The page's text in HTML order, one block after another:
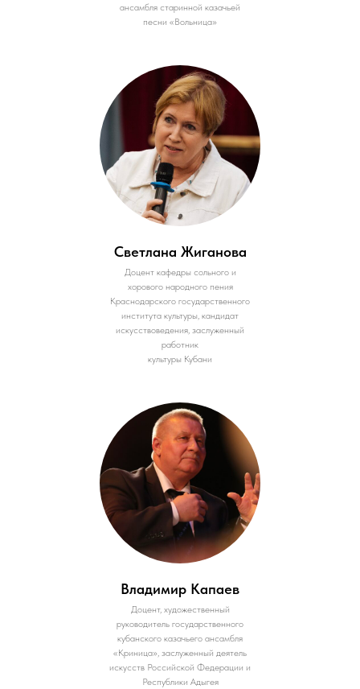
ансамбля старинной казачьей
песни «Вольница»
Светлана Жиганова
Доцент кафедры сольного и
хорового народного пения
Краснодарского государственного
института культуры, кандидат
искусствоведения, заслуженный
работник
культуры Кубани
Владимир Капаев
Доцент, художественный
руководитель государственного
кубанского казачьего ансамбля
«Криница», заслуженный деятель
искусств Российской Федерации и
Республики Адыгея